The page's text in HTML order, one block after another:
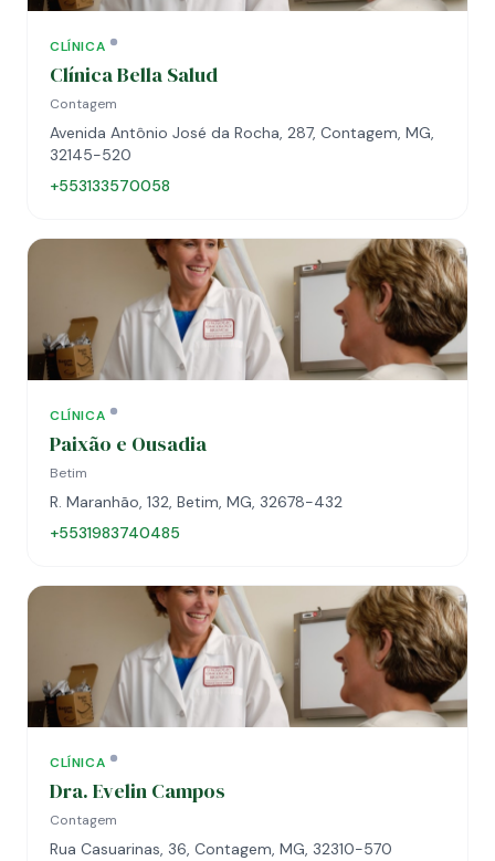
CLÍNICA
Clínica Bella Salud
Contagem
Avenida Antônio José da Rocha, 287, Contagem, MG,
32145-520
+553133570058
CLÍNICA
Paixão e Ousadia
Betim
R. Maranhão, 132, Betim, MG, 32678-432
+5531983740485
CLÍNICA
Dra. Evelin Campos
Contagem
Rua Casuarinas, 36, Contagem, MG, 32310-570